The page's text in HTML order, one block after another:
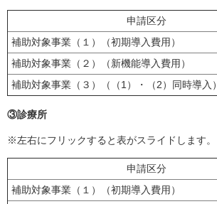
申請区分
補助対象事業（１）（初期導入費用）
補助対象事業（２）（新機能導入費用）
補助対象事業（３）
（（1）・（2）同時導入）
③診療所
※左右にフリックすると表がスライドします。
申請区分
補助対象事業（１）（初期導入費用）